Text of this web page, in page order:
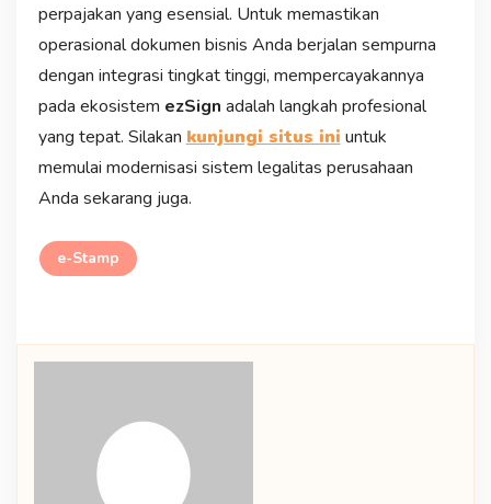
perpajakan yang esensial. Untuk memastikan
operasional dokumen bisnis Anda berjalan sempurna
dengan integrasi tingkat tinggi, mempercayakannya
pada ekosistem ezSign adalah langkah profesional
yang tepat. Silakan kunjungi situs ini untuk
memulai modernisasi sistem legalitas perusahaan
Anda sekarang juga.
e-Stamp